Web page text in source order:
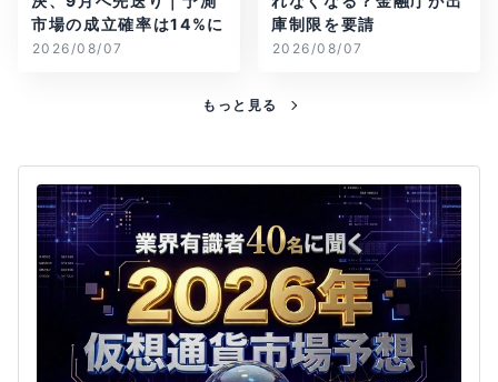
市場の成立確率は14%に
2026/08/07
庫制限を要請
2026/08/07
もっと見る